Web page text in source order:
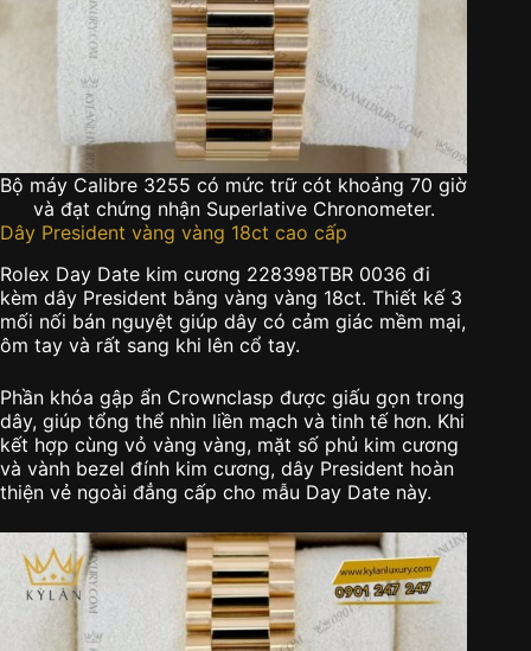
Bộ máy Calibre 3255 có mức trữ cót khoảng 70 giờ
và đạt chứng nhận Superlative Chronometer.
Dây President vàng vàng 18ct cao cấp
Rolex Day Date kim cương 228398TBR 0036 đi
kèm dây President bằng vàng vàng 18ct. Thiết kế 3
mối nối bán nguyệt giúp dây có cảm giác mềm mại,
ôm tay và rất sang khi lên cổ tay.
Phần khóa gập ẩn Crownclasp được giấu gọn trong
dây, giúp tổng thể nhìn liền mạch và tinh tế hơn. Khi
kết hợp cùng vỏ vàng vàng, mặt số phủ kim cương
và vành bezel đính kim cương, dây President hoàn
thiện vẻ ngoài đẳng cấp cho mẫu Day Date này.